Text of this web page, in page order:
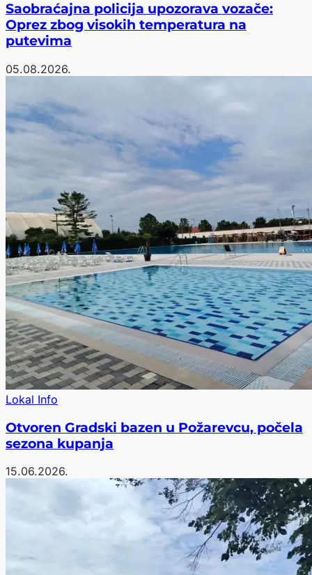
Saobraćajna policija upozorava vozače:
Oprez zbog visokih temperatura na
putevima
05.08.2026.
Lokal Info
Otvoren Gradski bazen u Požarevcu, počela
sezona kupanja
15.06.2026.